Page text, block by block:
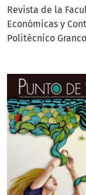
Revista de la
Económicas y
Politécnico